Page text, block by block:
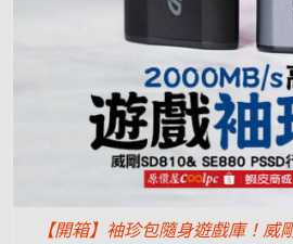
【開箱】袖珍包隨身遊戲庫！威